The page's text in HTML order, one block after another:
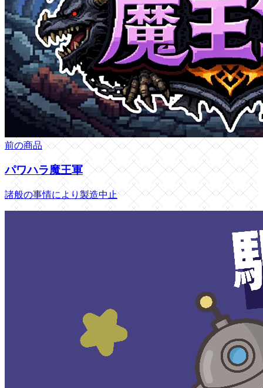
前の商品
パワハラ魔王軍
諸般の事情により製造中止